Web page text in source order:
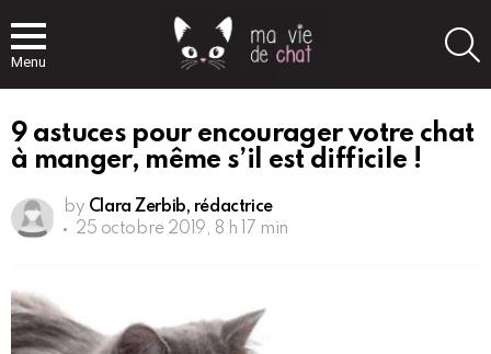
Menu
9 astuces pour encourager votre chat
à manger, même s’il est difficile !
by Clara Zerbib, rédactrice
25 octobre 2019, 8 h 17 min